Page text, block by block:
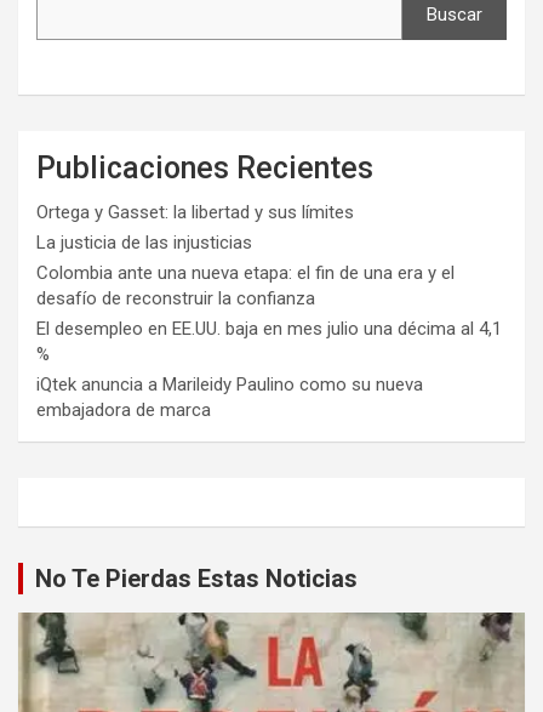
Buscar
Publicaciones Recientes
Ortega y Gasset: la libertad y sus límites
La justicia de las injusticias
Colombia ante una nueva etapa: el fin de una era y el
desafío de reconstruir la confianza
El desempleo en EE.UU. baja en mes julio una décima al 4,1
%
iQtek anuncia a Marileidy Paulino como su nueva
embajadora de marca
No Te Pierdas Estas Noticias